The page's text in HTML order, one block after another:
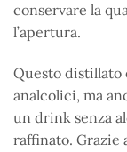
conservare la
l’apertura.
Questo
analcolici, ma
un drink senza
raffinato. Grazie